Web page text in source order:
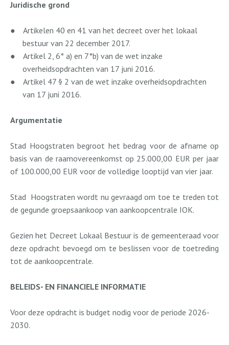
Juridische grond
●
Artikelen 40 en 41 van het decreet over het lokaal
bestuur van 22 december 2017.
●
Artikel 2, 6° a) en 7°b) van de wet inzake
overheidsopdrachten van 17 juni 2016.
●
Artikel 47 § 2 van de wet inzake overheidsopdrachten
van 17 juni 2016.
Argumentatie
Stad Hoogstraten begroot het bedrag voor de afname op
basis van de raamovereenkomst op 25.000,00 EUR per jaar
of 100.000,00 EUR voor de volledige looptijd van vier jaar.
Stad Hoogstraten wordt nu gevraagd om toe te treden tot
de gegunde groepsaankoop van aankoopcentrale IOK.
Gezien het Decreet Lokaal Bestuur is de gemeenteraad voor
deze opdracht bevoegd om te beslissen voor de toetreding
tot de aankoopcentrale.
BELEIDS- EN FINANCIELE INFORMATIE
Voor deze opdracht is budget nodig voor de periode 2026-
2030.